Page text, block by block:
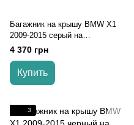
Багажник на крышу BMW X1
2009-2015 серый на
интегрированные рейлинги
4 370 грн
Купить
3